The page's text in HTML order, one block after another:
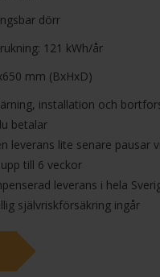
dörr
121 kWh/år
mm (BxHxD)
installation och
betalar
leverans lite senare pausar
till 6 veckor
leverans i hela
självriskförsäkring ingår